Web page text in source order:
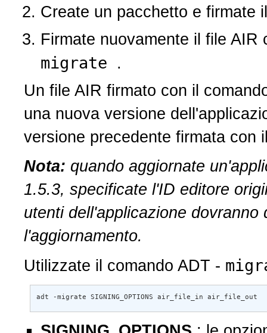
Create un pacchetto e firmate
Firmate nuovamente il file
migrate .
Un file AIR firmato con il
una nuova versione
versione precedente firmata con
Nota: quando aggiornate
1.5.3, specificate l'ID editore
utenti dell'applicazione
l'aggiornamento.
Utilizzate il comando ADT -
adt -migrate SIGNING_OPTIONS air_file_in air_file_out